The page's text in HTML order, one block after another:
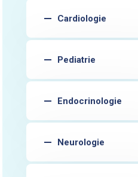
Cardiologie
Pediatrie
Endocrinologie
Neurologie